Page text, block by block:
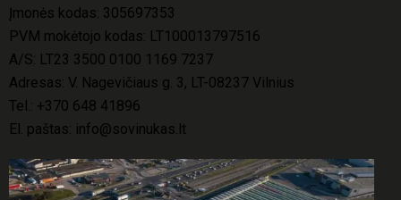
Įmonės kodas: 305697353
PVM mokėtojo kodas: LT100013797516
A/S: LT23 3500 0100 1169 7237
Adresas: V. Nagevičiaus g. 3, LT-08237 Vilnius
Tel.: +370 648 41896
El. paštas: info@sovinukas.lt